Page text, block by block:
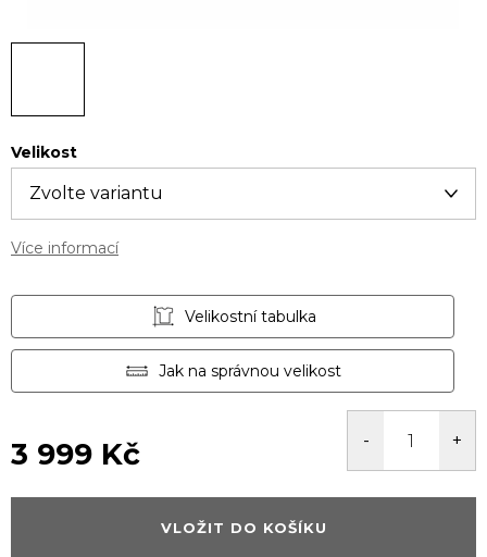
Velikost
Více informací
Velikostní tabulka
Jak na správnou velikost
3 999 Kč
cena:
VLOŽIT DO KOŠÍKU